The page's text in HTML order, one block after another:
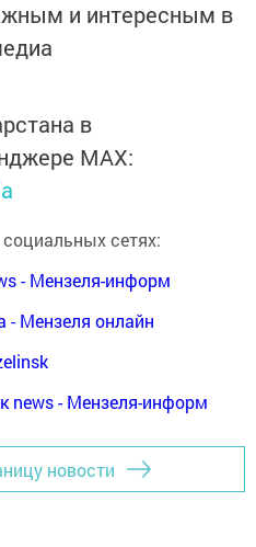
и интересным в
в
MАХ:
сетях:
- Мензеля-информ
- Мензеля онлайн
news - Мензеля-информ
новости